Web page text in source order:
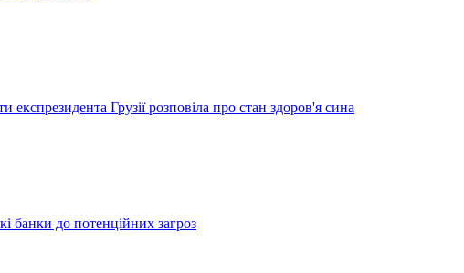
Грузії розповіла про стан здоров'я сина
банки до потенційних загроз